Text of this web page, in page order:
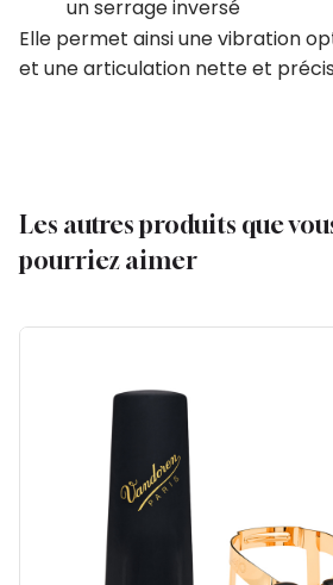
un serrage inversé
Elle permet ainsi une vibration
et une articulation nette et
Les autres produits que
pourriez aimer